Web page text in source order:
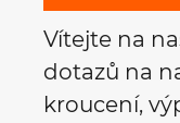
Vítejte na
dotazů na
kroucení,